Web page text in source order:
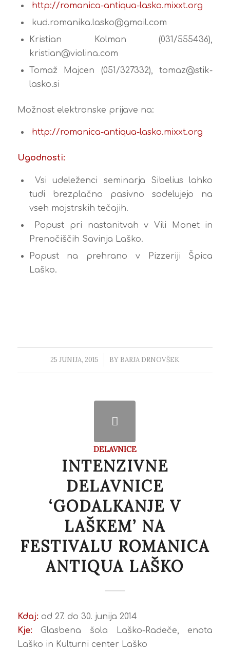
http://romanica-antiqua-lasko.mixxt.org
kud.romanika.lasko@gmail.com
Kristian Kolman (031/555436),
kristian@violina.com
Tomaž Majcen (051/327332), tomaz@stik-
lasko.si
Možnost elektronske prijave na:
http://romanica-antiqua-lasko.mixxt.org
Ugodnosti:
Vsi udeleženci seminarja Sibelius lahko
tudi brezplačno pasivno sodelujejo na
vseh mojstrskih tečajih.
Popust pri nastanitvah v Vili Monet in
Prenočiščih Savinja Laško.
Popust na prehrano v Pizzeriji Špica
Laško.
25 JUNIJA, 2015
/ BY BARJA DRNOVŠEK
DELAVNICE
INTENZIVNE
DELAVNICE
‘GODALKANJE V
LAŠKEM’ NA
FESTIVALU ROMANICA
ANTIQUA LAŠKO
Kdaj: od 27. do 30. junija 2014
Kje: Glasbena šola Laško-Radeče, enota
Laško in Kulturni center Laško